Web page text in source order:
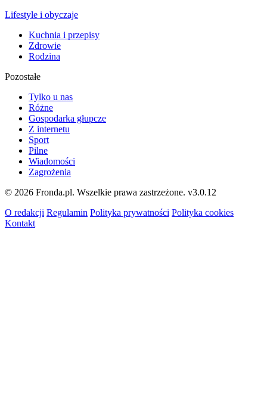
Lifestyle i obyczaje
Kuchnia i przepisy
Zdrowie
Rodzina
Pozostałe
Tylko u nas
Różne
Gospodarka głupcze
Z internetu
Sport
Pilne
Wiadomości
Zagrożenia
© 2026 Fronda.pl. Wszelkie prawa zastrzeżone. v3.0.12
O redakcji Regulamin Polityka prywatności Polityka cookies
Kontakt